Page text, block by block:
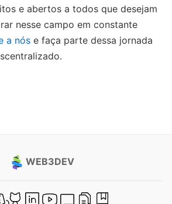
e abertos a todos que desejam
nesse campo em constante
a nós e faça parte dessa jornada
WEB3DEV